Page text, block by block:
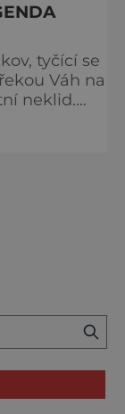
tyčící se
Váh na
neklid.
tragédie –
o t